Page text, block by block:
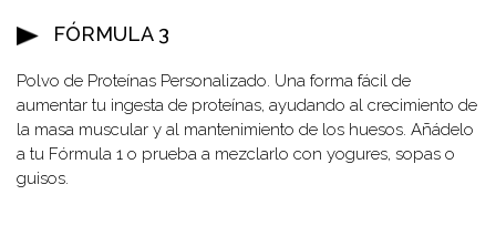
FÓRMULA 3
Polvo de Proteínas Personalizado. Una forma fácil de
aumentar tu ingesta de proteínas, ayudando al crecimiento de
la masa muscular y al mantenimiento de los huesos. Añádelo
a tu Fórmula 1 o prueba a mezclarlo con yogures, sopas o
guisos.